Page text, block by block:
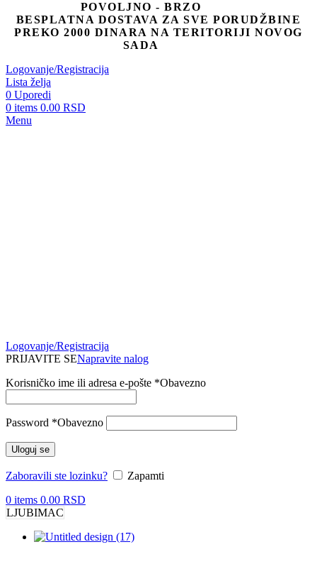
POVOLJNO - BRZO
BESPLATNA DOSTAVA ZA SVE PORUDŽBINE
PREKO 2000 DINARA NA TERITORIJI NOVOG
SADA
Logovanje/Registracija
Lista želja
0 Uporedi
0 items 0.00 RSD
Menu
Logovanje/Registracija
PRIJAVITE SENapravite nalog
Korisničko ime ili adresa e-pošte *Obavezno
Password *Obavezno
Uloguj se
Zaboravili ste lozinku?
Zapamti
0 items 0.00 RSD
LJUBIMAC